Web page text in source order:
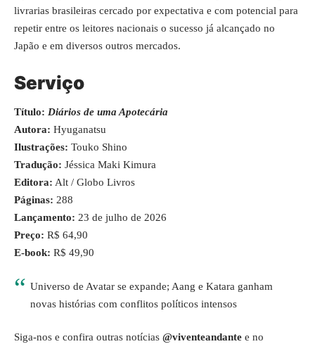
livrarias brasileiras cercado por expectativa e com potencial para
repetir entre os leitores nacionais o sucesso já alcançado no
Japão e em diversos outros mercados.
Serviço
Título: Diários de uma Apotecária
Autora: Hyuganatsu
Ilustrações: Touko Shino
Tradução: Jéssica Maki Kimura
Editora: Alt / Globo Livros
Páginas: 288
Lançamento: 23 de julho de 2026
Preço: R$ 64,90
E-book: R$ 49,90
Universo de Avatar se expande; Aang e Katara ganham
novas histórias com conflitos políticos intensos
Siga-nos e confira outras notícias @viventeandante e no